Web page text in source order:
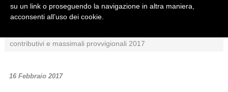
Sezione corrente
Tutto il sito
contributivi e massimali provvigionali 2017
16 Febbraio 2017
su un link o proseguendo la navigazione in altra maniera,
acconsenti all’uso dei cookie.